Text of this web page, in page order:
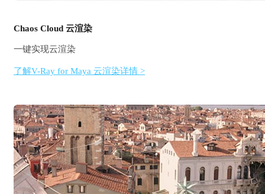
Chaos Cloud 云渲染
一键实现云渲染
了解V-Ray for Maya 云渲染详情 >